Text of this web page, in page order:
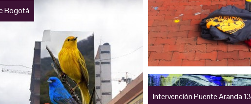
Bogotá
Intervención Puente Aranda 13